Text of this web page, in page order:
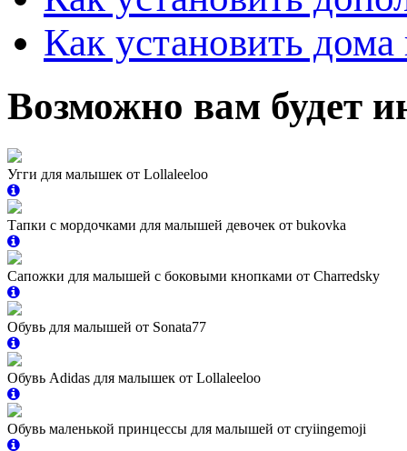
Как установить
Возможно вам будет
Угги для малышек от Lollaleeloo
Тапки с мордочками для малышей девочек от bukovka
Сапожки для малышей с боковыми кнопками от Charredsky
Обувь для малышей от Sonata77
Обувь Adidas для малышек от Lollaleeloo
Обувь маленькой принцессы для малышей от cryiingemoji